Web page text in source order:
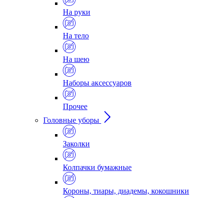
На руки
На тело
На шею
Наборы аксессуаров
Прочее
Головные уборы
Заколки
Колпачки бумажные
Короны, тиары, диадемы, кокошники